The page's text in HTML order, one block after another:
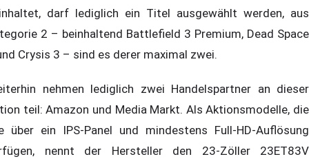
darf lediglich ein Titel ausgewählt werden, aus
2 – beinhaltend Battlefield 3 Premium, Dead Space
Crysis 3 – sind es derer maximal zwei.
nehmen lediglich zwei Handelspartner an dieser
teil: Amazon und Media Markt. Als Aktionsmodelle, die
über ein IPS-Panel und mindestens Full-HD-Auflösung
nennt der Hersteller den 23-Zöller 23ET83V